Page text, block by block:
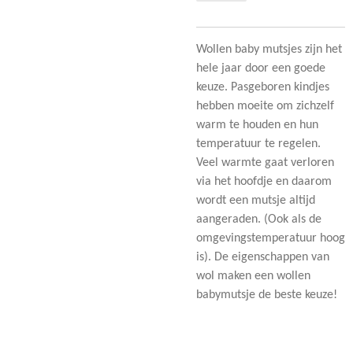
Wollen baby mutsjes zijn het
hele jaar door een goede
keuze. Pasgeboren kindjes
hebben moeite om zichzelf
warm te houden en hun
temperatuur te regelen.
Veel warmte gaat verloren
via het hoofdje en daarom
wordt een mutsje altijd
aangeraden. (Ook als de
omgevingstemperatuur hoog
is). De eigenschappen van
wol maken een wollen
babymutsje de beste keuze!